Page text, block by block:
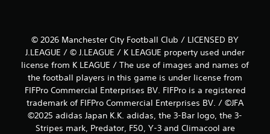
© 2026 Manchester City Football Club / LICENSED BY
J.LEAGUE / © J.LEAGUE / K LEAGUE property used under
license from K LEAGUE / The use of images and names of
the football players in this game is under license from
FIFPro Commercial Enterprises BV. FIFPro is a registered
trademark of FIFPro Commercial Enterprises BV. / ©JFA
©2025 adidas Japan K.K. adidas, the 3-Bar logo, the 3-
Stripes mark, Predator, F50, Y-3 and Climacool are